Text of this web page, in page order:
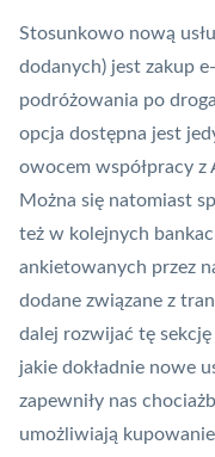
Stosunkowo nową
dodanych) jest zakup
podróżowania po
opcja dostępna jest
owocem współpracy z
Można się natomiast
też w kolejnych
ankietowanych przez
dodane związane z
dalej rozwijać tę
jakie dokładnie nowe
zapewniły nas
umożliwiają